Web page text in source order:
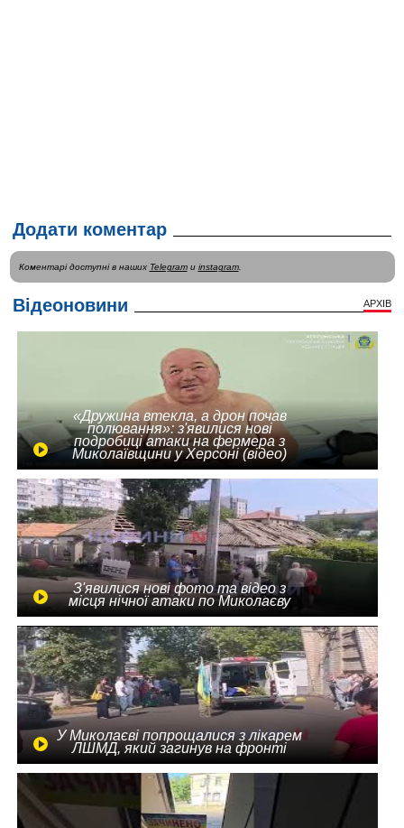
Додати коментар
Коментарі доступні в наших Telegramи instagram.
Відеоновини АРХІВ
«Дружина втекла, а дрон почав
полювання»: з'явилися нові
подробиці атаки на фермера з
Миколаївщини у Херсоні (відео)
З'явилися нові фото та відео з
місця нічної атаки по Миколаєву
У Миколаєві попрощалися з лікарем
ЛШМД, який загинув на фронті